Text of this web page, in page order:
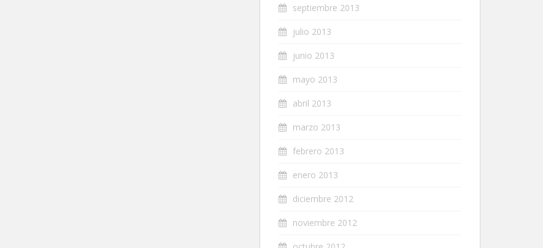
septiembre 2013
julio 2013
junio 2013
mayo 2013
abril 2013
marzo 2013
febrero 2013
enero 2013
diciembre 2012
noviembre 2012